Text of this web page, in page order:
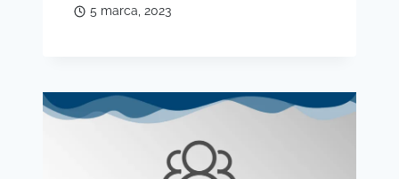
5 marca, 2023